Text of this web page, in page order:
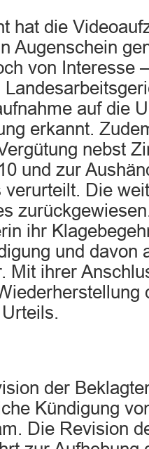
hat die
Augenschein
von Interesse
auf die
erkannt.
nebst
und zur
Die
ihr
und davon
Mit ihrer
der
Kündigung
Die Revision